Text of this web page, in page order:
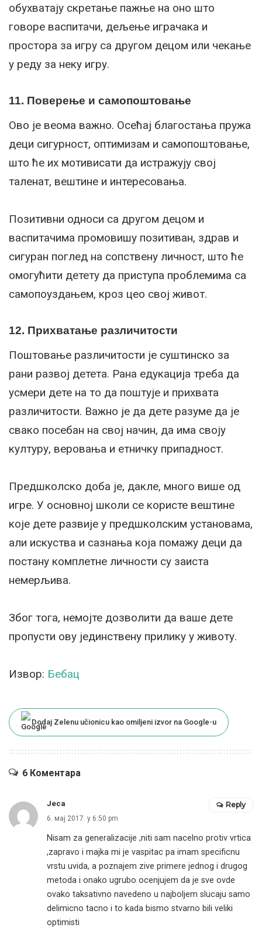
обухватају скретање пажње на оно што
говоре васпитачи, дељење играчака и
простора за игру са другом децом или чекање
у реду за неку игру.
11. Поверење и самопоштовање
Ово је веома важно. Осећај благостања пружа
деци сигурност, оптимизам и самопоштовање,
што ће их мотивисати да истражују свој
таленат, вештине и интересовања.
Позитивни односи са другом децом и
васпитачима промовишу позитиван, здрав и
сигуран поглед на сопствену личност, што ће
омогућити детету да приступа проблемима са
самопоуздањем, кроз цео свој живот.
12. Прихватање различитости
Поштовање различитости је суштинско за
рани развој детета. Рана едукација треба да
усмери дете на то да поштује и прихвата
различитости. Важно је да дете разуме да је
свако посебан на свој начин, да има своју
културу, веровања и етничку припадност.
Предшколско доба је, дакле, много више од
игре. У основној школи се користе вештине
које дете развије у предшколским установама,
али искуства и сазнања која помажу деци да
постану комплетне личности су заиста
немерљива.
Због тога, немојте дозволити да ваше дете
пропусти ову јединствену прилику у животу.
Извор: Бебац
Dodaj Zelenu učionicu kao omiljeni izvor na Google-u
6 Коментара
Jeca
6. мај 2017. у 6:50 pm
Nisam za generalizacije ,niti sam nacelno protiv vrtica
,zapravo i majka mi je vaspitac pa imam specificnu
vrstu uvida, a poznajem zive primere jednog i drugog
metoda i onako ugrubo ocenjujem da je sve ovde
ovako taksativno navedeno u najboljem slucaju samo
delimicno tacno i to kada bismo stvarno bili veliki
optimisti
Reply